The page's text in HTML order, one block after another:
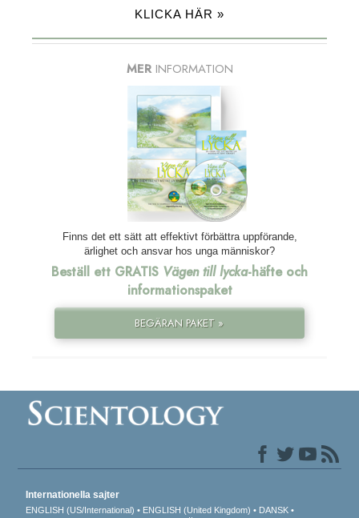
KLICKA HÄR »
MER INFORMATION
Finns det ett sätt att effektivt förbättra uppförande,
ärlighet och ansvar hos unga människor?
Beställ ett GRATIS Vägen till lycka-häfte och
informationspaket
BEGÄRAN PAKET »
Internationella sajter
ENGLISH (US/International) ENGLISH (United Kingdom) DANSK